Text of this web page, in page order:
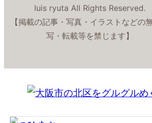
luis ryuta All Rights Reserved.
【掲載の記事・写真・イラストなどの
写・転載等を禁じます】